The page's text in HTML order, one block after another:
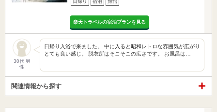
日帰り 宿泊 旅館
楽天トラベルの宿泊プランを見る
30代 男
性
日帰り入浴で来ました。 中に入ると昭和レトロな雰囲気が広がり
とても良い感じ。 脱衣所はそこそこの広さです。 お風呂は…
関連情報から探す